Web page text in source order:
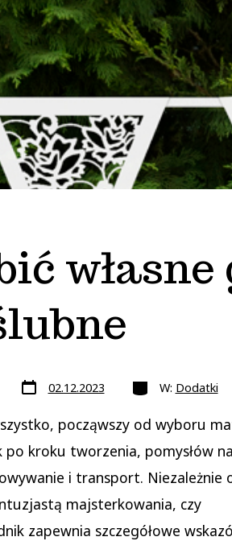
Data
wpisu02.12.2023 Kategorie
W: Dodatki
począwszy od wyboru
kroku tworzenia, pomysłów na
i transport. Niezależnie
majsterkowania, czy
zapewnia szczegółowe